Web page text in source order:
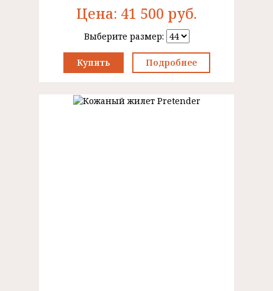
Цена: 41 500 руб.
Выберите размер:
Купить Подробнее